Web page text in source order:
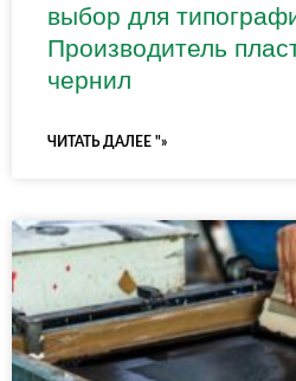
выбор для
Производитель
чернил
ЧИТАТЬ ДАЛЕЕ "»